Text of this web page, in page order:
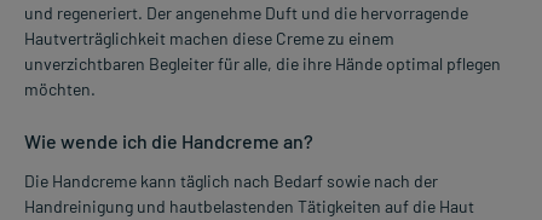
und regeneriert. Der angenehme Duft und die hervorragende
Hautverträglichkeit machen diese Creme zu einem
unverzichtbaren Begleiter für alle, die ihre Hände optimal pflegen
möchten.
Wie wende ich die Handcreme an?
Die Handcreme kann täglich nach Bedarf sowie nach der
Handreinigung und hautbelastenden Tätigkeiten auf die Haut